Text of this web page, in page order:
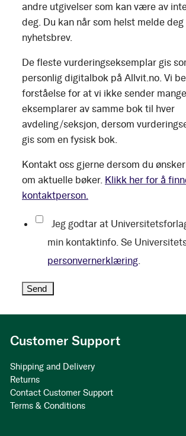
andre utgivelser som kan være av
deg. Du kan når som helst melde deg
nyhetsbrev.
De fleste vurderingseksemplar gis
personlig digitalbok på Allvit.no. Vi
forståelse for at vi ikke sender mange
eksemplarer av samme bok til hver
avdeling/seksjon, dersom
gis som en fysisk bok.
Kontakt oss gjerne dersom du
om aktuelle bøker. Klikk her for å
kontaktperson.
Jeg godtar at
min kontaktinfo. Se
personvernerklæring
Customer Support
Shipping and Delivery
Returns
Contact Customer Support
Terms & Conditions